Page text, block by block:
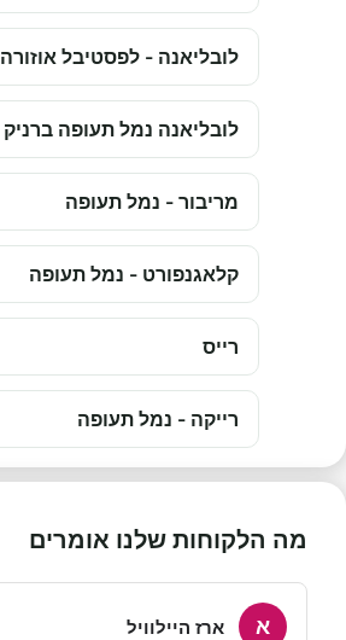
לובליאנה - לפסטיבל אוזורה
לובליאנה נמל תעופה ברניק
מריבור - נמל תעופה
קלאגנפורט - נמל תעופה
רייס
רייקה - נמל תעופה
מה הלקוחות שלנו אומרים
א ארז היילוויל